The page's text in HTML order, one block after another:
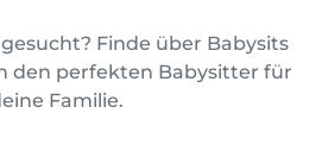
Finde über Babysits
den perfekten Babysitter für
Familie.